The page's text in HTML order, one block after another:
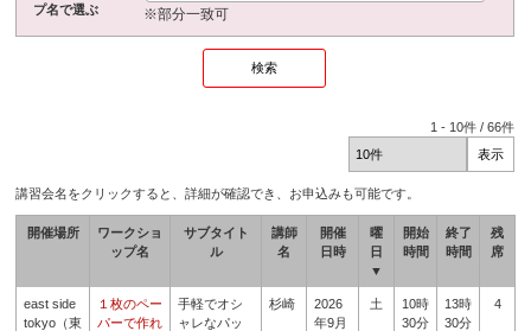
プ名で選ぶ
※部分一致可
1 - 10件 /66件
講習会名をクリックすると、詳細が確認でき、お申込みも可能です。
開催場所
ワークショ
ップ名
サブタイト
ル
講師
名
開催
日時
曜
日
▼
開始
時間
終了
時間
残
席
east side
tokyo（東
１枚のペー
パーで作れ
手軽でオシ
ャレなパッ
杉崎
2026
年9月
土
10時
30分
13時
30分
4